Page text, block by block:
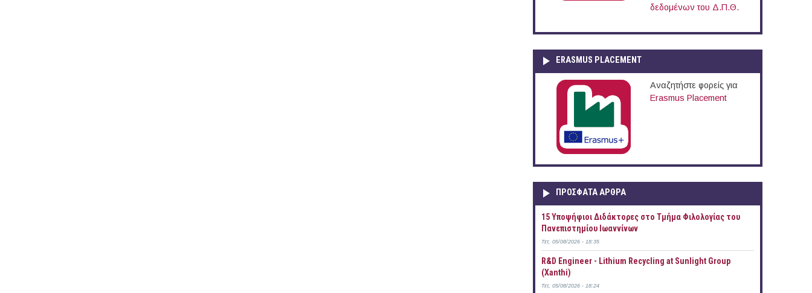
δεδομένων του Δ.Π.Θ.
ERASMUS PLACEMENT
Αναζητήστε φορείς για
Erasmus Placement
ΠΡOΣΦΑΤΑ AΡΘΡΑ
15 Υποψήφιοι Διδάκτορες στο Τμήμα Φιλολογίας του
Πανεπιστημίου Ιωαννίνων
Τετ, 05/08/2026 - 18:35
R&D Engineer - Lithium Recycling at Sunlight Group
(Xanthi)
Τετ, 05/08/2026 - 18:24